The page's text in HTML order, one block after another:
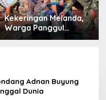
Kekeringan Melanda,
Warga Panggul
Terima 8.000 Liter Air
Adnan Buyung
Dunia